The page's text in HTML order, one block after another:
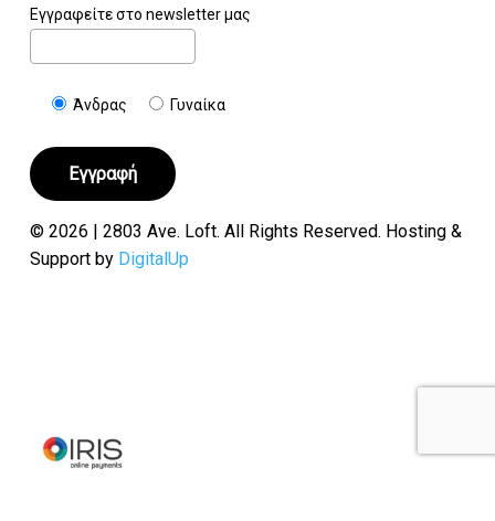
Εγγραφείτε στο newsletter μας
Άνδρας Γυναίκα
© 2026 | 2803 Ave. Loft. All Rights Reserved. Hosting &
Support by DigitalUp